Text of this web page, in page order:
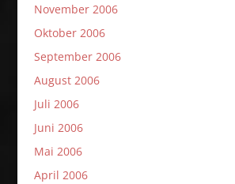
November 2006
Oktober 2006
September 2006
August 2006
Juli 2006
Juni 2006
Mai 2006
April 2006